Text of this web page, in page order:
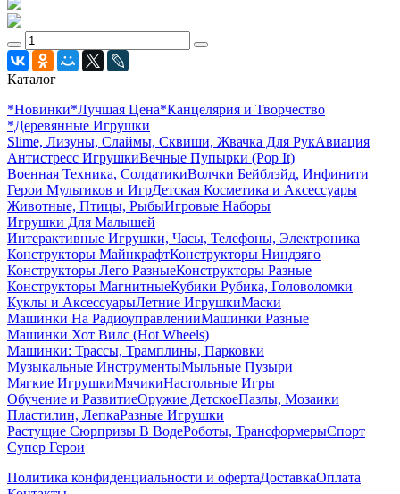
Каталог
*Новинки*Лучшая Цена*Канцелярия и Творчество
*Деревянные Игрушки
Slime, Лизуны, Слаймы, Сквиши, Жвачка Для РукАвиация
Антистресс ИгрушкиВечные Пупырки (Pop It)
Военная Техника, СолдатикиВолчки Бейблэйд, Инфинити
Герои Мультиков и ИгрДетcкая Косметика и Аксессуары
Животные, Птицы, РыбыИгровые Наборы
Игрушки Для Малышей
Интерактивные Игрушки, Часы, Телефоны, Электроника
Конструкторы МайнкрафтКонструкторы Ниндзяго
Конструкторы Лего РазныеКонструкторы Разные
Конструкторы МагнитныеКубики Рубика, Головоломки
Куклы и АксессуарыЛетние ИгрушкиМаски
Машинки На РадиоуправленииМашинки Разные
Машинки Хот Вилс (Hot Wheels)
Машинки: Трассы, Трамплины, Парковки
Музыкальные ИнструментыМыльные Пузыри
Мягкие ИгрушкиМячикиНастольные Игры
Обучение и РазвитиеОружие ДетскоеПазлы, Мозаики
Пластилин, ЛепкаРазные Игрушки
Растущие Сюрпризы В ВодеРоботы, ТрансформерыСпорт
Супер Герои
Политика конфиденциальности и офертаДоставкаОплата